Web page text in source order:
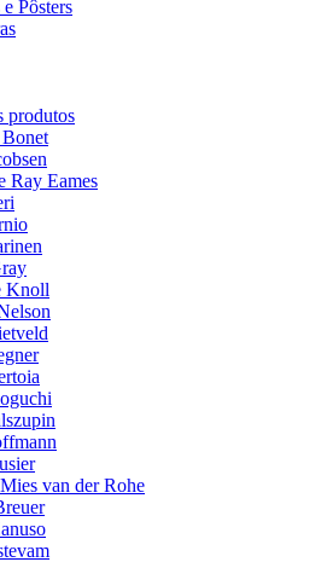
Pôsters
produtos
Ray Eames
Knoll
van der Rohe